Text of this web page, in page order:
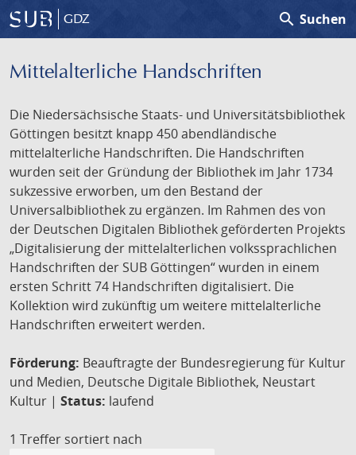
GDZ search Suchen
Mittelalterliche Handschriften
Die Niedersächsische Staats- und Universitätsbibliothek
Göttingen besitzt knapp 450 abendländische
mittelalterliche Handschriften. Die Handschriften
wurden seit der Gründung der Bibliothek im Jahr 1734
sukzessive erworben, um den Bestand der
Universalbibliothek zu ergänzen. Im Rahmen des von
der Deutschen Digitalen Bibliothek geförderten Projekts
„Digitalisierung der mittelalterlichen volkssprachlichen
Handschriften der SUB Göttingen“ wurden in einem
ersten Schritt 74 Handschriften digitalisiert. Die
Kollektion wird zukünftig um weitere mittelalterliche
Handschriften erweitert werden.
Förderung: Beauftragte der Bundesregierung für Kultur
und Medien, Deutsche Digitale Bibliothek, Neustart
Kultur | Status: laufend
1 Treffer sortiert nach